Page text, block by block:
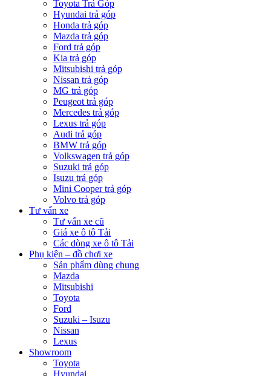
Toyota Trả Góp
Hyundai trả góp
Honda trả góp
Mazda trả góp
Ford trả góp
Kia trả góp
Mitsubishi trả góp
Nissan trả góp
MG trả góp
Peugeot trả góp
Mercedes trả góp
Lexus trả góp
Audi trả góp
BMW trả góp
Volkswagen trả góp
Suzuki trả góp
Isuzu trả góp
Mini Cooper trả góp
Volvo trả góp
Tư vấn xe
Tư vấn xe cũ
Giá xe ô tô Tải
Các dòng xe ô tô Tải
Phụ kiện – đồ chơi xe
Sản phẩm dùng chung
Mazda
Mitsubishi
Toyota
Ford
Suzuki – Isuzu
Nissan
Lexus
Showroom
Toyota
Hyundai